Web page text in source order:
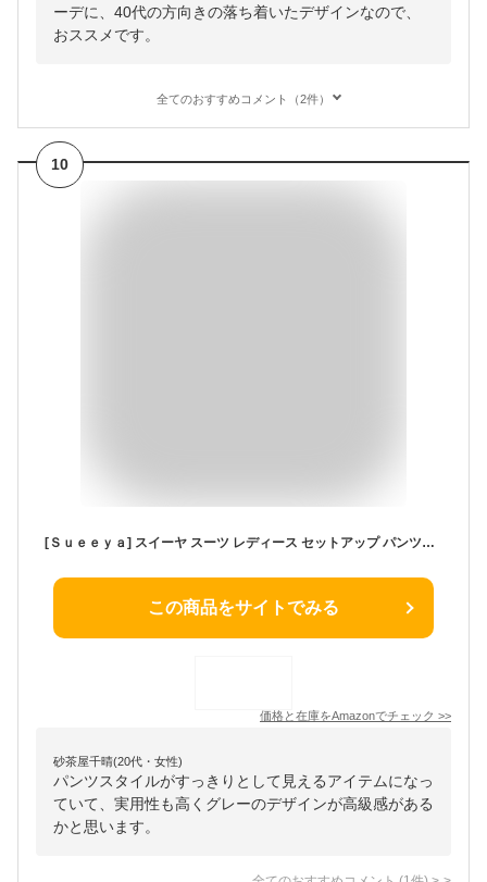
ーデに、40代の方向きの落ち着いたデザインなので、
おススメです。
全てのおすすめコメント（2件）
10
[Ｓｕｅｅｙａ] スイーヤ スーツ レディース セットアップ パンツスーツ ジャケット リクルート ビジネス 事務服 フオ一マル 女性らしい おしゃれ オフィス 大きいサイズ 卒業式 母 秋 冬 春
この商品をサイトでみる
価格と在庫をAmazonでチェック >>
砂茶屋千晴(20代・女性)
パンツスタイルがすっきりとして見えるアイテムになっ
ていて、実用性も高くグレーのデザインが高級感がある
かと思います。